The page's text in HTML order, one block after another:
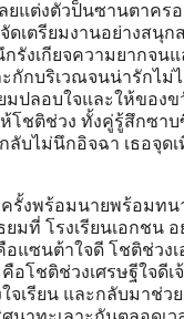
ยแต่งตัวป็นซานตาคร
เตรียมงานอย่างสนุ
งเกียจความยากจน
กบริเวณจนน่ารักไม่
มปลอบใจและให้ของ
ห้โชติช่วง ทั้งคู่รู้สึกซ
บไม่นึกอิจฉา เธอจุดเ
รั้งพร้อมนายพร้อมทน
มที่ โรงเรียนเอกชน
แซนต้าใจดี โชติช่วง
โชติช่วงเศรษฐีใจดีเ
จเรียน และกลับมาช่